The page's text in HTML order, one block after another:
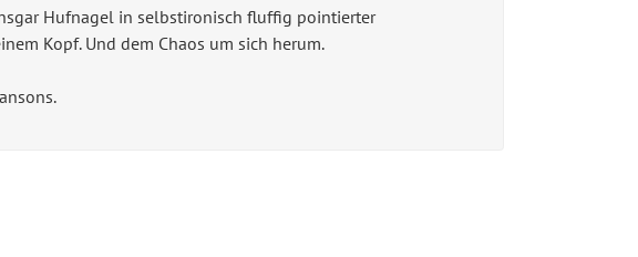
Hufnagel in selbstironisch fluffig pointierter
Kopf. Und dem Chaos um sich herum.